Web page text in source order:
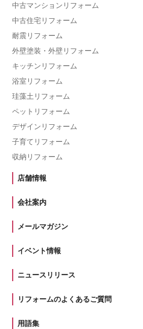
中古マンションリフォーム
中古住宅リフォーム
耐震リフォーム
外壁塗装・外壁リフォーム
キッチンリフォーム
浴室リフォーム
珪藻土リフォーム
ペットリフォーム
デザインリフォーム
子育てリフォーム
収納リフォーム
店舗情報
会社案内
メールマガジン
イベント情報
ニュースリリース
リフォームのよくあるご質問
用語集